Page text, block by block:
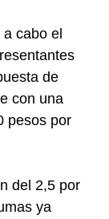
cabo el
de
con una
pesos por
del 2,5 por
ya